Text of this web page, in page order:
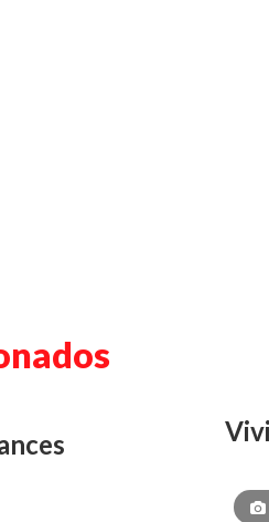
vivienda nueva en colindres – diseño,